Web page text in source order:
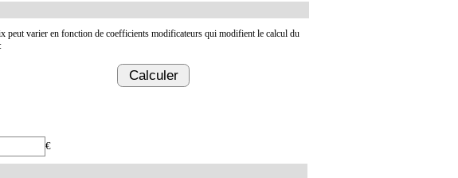
peut varier en fonction de coefficients modificateurs qui modifient le calcul du
Calculer
€